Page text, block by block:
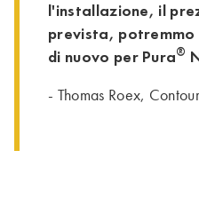
l'installazione, il
prevista,
di nuovo per Pura®
- Thomas Roex,